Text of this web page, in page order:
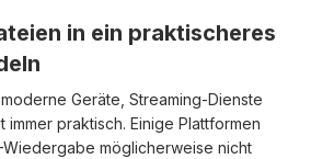
in ein praktischeres
Geräte, Streaming-Dienste
praktisch. Einige Plattformen
möglicherweise nicht